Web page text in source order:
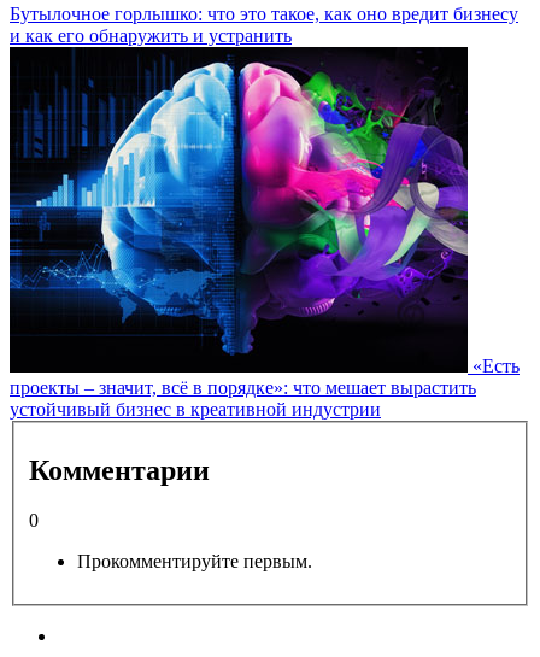
Бутылочное горлышко: что это такое, как оно вредит бизнесу
и как его обнаружить и устранить
«Есть
проекты – значит, всё в порядке»: что мешает вырастить
устойчивый бизнес в креативной индустрии
Комментарии
0
Прокомментируйте первым.